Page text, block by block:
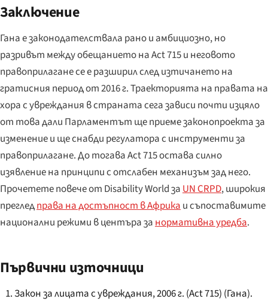
Заключение
Гана е законодателствала рано и амбициозно, но
разривът между обещанието на Act 715 и неговото
правоприлагане се е разширил след изтичането на
гратисния период от 2016 г. Траекторията на правата на
хора с увреждания в страната сега зависи почти изцяло
от това дали Парламентът ще приеме законопроекта за
изменение и ще снабди регулатора с инструменти за
правоприлагане. До тогава Act 715 остава силно
изявление на принципи с отслабен механизъм зад него.
Прочетете повече от Disability World заUN CRPD, широкия
прегледправа на достъпност в Африкаи съпоставимите
национални режими в центъра занормативна уредба.
Първични източници
Закон за лицата с увреждания, 2006 г. (Act 715) (Гана).